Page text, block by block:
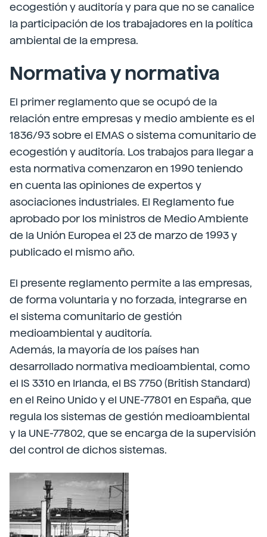
ecogestión y auditoría y para que no se canalice
la participación de los trabajadores en la política
ambiental de la empresa.
Normativa y normativa
El primer reglamento que se ocupó de la
relación entre empresas y medio ambiente es el
1836/93 sobre el EMAS o sistema comunitario de
ecogestión y auditoría. Los trabajos para llegar a
esta normativa comenzaron en 1990 teniendo
en cuenta las opiniones de expertos y
asociaciones industriales. El Reglamento fue
aprobado por los ministros de Medio Ambiente
de la Unión Europea el 23 de marzo de 1993 y
publicado el mismo año.
El presente reglamento permite a las empresas,
de forma voluntaria y no forzada, integrarse en
el sistema comunitario de gestión
medioambiental y auditoría.
Además, la mayoría de los países han
desarrollado normativa medioambiental, como
el IS 3310 en Irlanda, el BS 7750 (British Standard)
en el Reino Unido y el UNE-77801 en España, que
regula los sistemas de gestión medioambiental
y la UNE-77802, que se encarga de la supervisión
del control de dichos sistemas.